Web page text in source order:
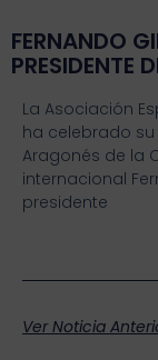
FERNANDO
PRESIDENTE
La Asociación
ha celebrado su
Aragonés de la
internacional
presidente
Ver Noticia